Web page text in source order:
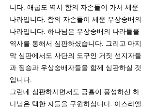
니다. 애굽도 역시 함의 자손들이 가서 세운
나라입니다. 함의 자손들이 세운 우상숭배의
나라입니다. 하나님은 우상숭배의 나라들을
역사를 통해서 심판하셨습니다. 그리고 마지
막 심판에서도 사단의 도구인 거짓 선지자들
과 짐승과 우상숭배자들을 함께 심판하실 것
입니다.
그런데 심판하시면서도 긍휼이 풍성하신 하
나님은 택한 자들을 구원하십니다. 이스라엘